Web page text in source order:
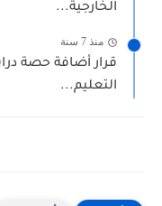
الخارجية...
منذ 7 سنة
قرار أضافة حصة
التعليم...